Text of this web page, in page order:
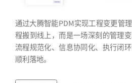
通过大腾智能PDM实现工程变更管
程搬到线上，而是一场深刻的管理
流程规范化、信息协同化、执行闭
顺利落地。